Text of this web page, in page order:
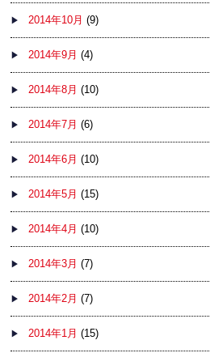
2014年10月 (9)
2014年9月 (4)
2014年8月 (10)
2014年7月 (6)
2014年6月 (10)
2014年5月 (15)
2014年4月 (10)
2014年3月 (7)
2014年2月 (7)
2014年1月 (15)